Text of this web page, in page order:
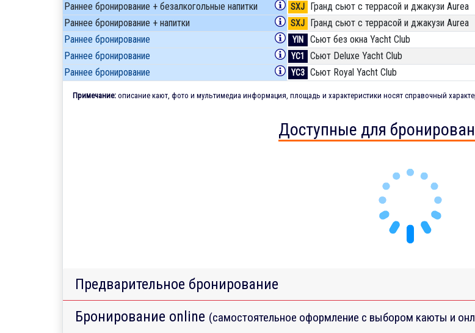
Раннее бронирование + безалкогольные напитки SXJ Гранд сьют с террасой и джакузи Aurea
Раннее бронирование + напитки SXJ Гранд сьют с террасой и джакузи Aurea
Раннее бронирование YIN Сьют без окна Yacht Club
Раннее бронирование YC1 Сьют Deluxe Yacht Club
Раннее бронирование YC3 Сьют Royal Yacht Club
Примечание: описание кают, фото и мультимедиа информация, площадь и характеристики носят справочный
Доступные для
Предварительное бронирование
Бронирование online (самостоятельное оформление с выбором каюты и